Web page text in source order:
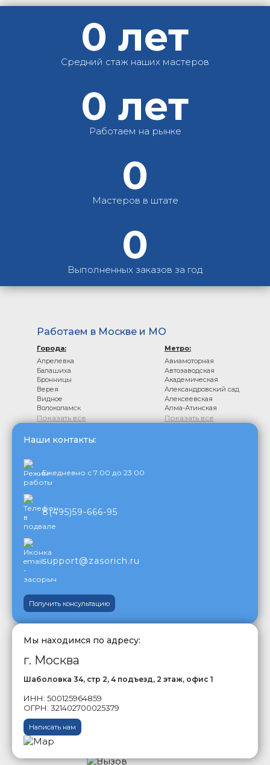
0 лет
Средний стаж наших мастеров
0 лет
Работаем на рынке
0
Мастеров в штате
0
Выполненных заказов за год
Работаем в Москве и МО
Города:
Апрелевка
Балашиха
Бронницы
Верея
Видное
Волоколамск
Показать все
Метро:
Авиамоторная
Автозаводская
Академическая
Александровский сад
Алексеевская
Алма-Атинская
Показать все
Наши контакты:
Ежедневно с 7:00 до 23:00
8(495)59-666-95
support@zasorich.ru
Получить консультацию
Мы находимся по адресу:
г. Москва
Шаболовка 34, стр 2, 4 подъезд, 2 этаж, офис 1
ИНН: 500125964859
ОГРН: 321402700025379
Написать нам